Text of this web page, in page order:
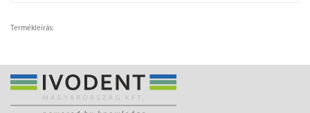
Termékleírás: